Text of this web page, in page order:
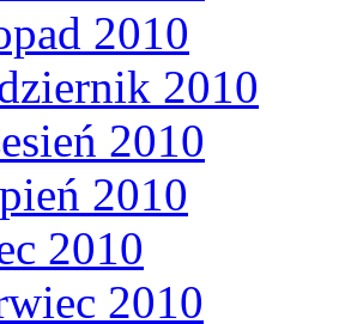
2010
2010
2010
2010
2010
2010